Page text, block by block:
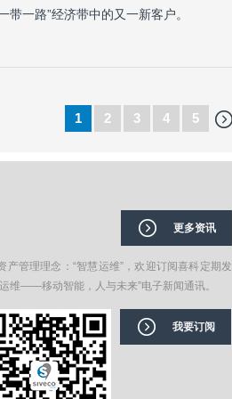
一路”经济带中的又一新客户。
1 2 3 4 5
更多资讯
产管理理念：“智慧运维”，欢迎订阅喜科定期发
维——移动智能，人与未来”电子新闻通讯。
我要订阅